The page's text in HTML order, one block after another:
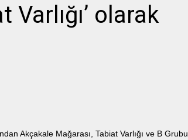
olarak
Akçakale Mağarası, Tabiat Varlığı ve B Grubu